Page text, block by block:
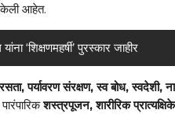
केली आहेत.
‘शिक्षणमहर्षी’ पुरस्कार जाहीर
,पर्यावरण संरक्षण,स्व बोध,स्वदेशी,
पारंपारिक शस्त्रपूजन,शारीरिक प्रात्यक्षिके